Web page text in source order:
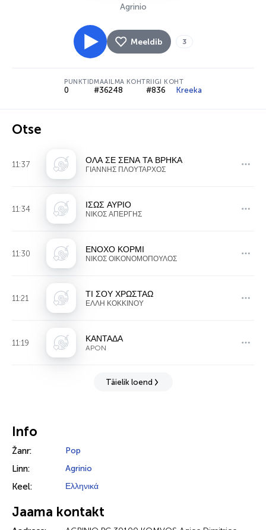
Agrinio
Meeldib 3
PUNKTID
0
MAAILMA KOHT
#36248
RIIGI KOHT
#836 Kreeka
Otse
11:37 ΟΛΑ ΣΕ ΣΕΝΑ ΤΑ ΒΡΗΚΑ
ΓΙΑΝΝΗΣ ΠΛΟΥΤΑΡΧΟΣ
11:34 ΙΣΩΣ ΑΥΡΙΟ
ΝΙΚΟΣ ΑΠΕΡΓΗΣ
11:30 ΕΝΟΧΟ ΚΟΡΜΙ
ΝΙΚΟΣ ΟΙΚΟΝΟΜΟΠΟΥΛΟΣ
11:21 ΤΙ ΣΟΥ ΧΡΩΣΤΑΩ
ΕΛΛΗ ΚΟΚΚΙΝΟΥ
11:19 ΚΑΝΤΑΔΑ
APON
Täielik loend
Info
Žanr: Pop
Linn: Agrinio
Keel: Ελληνικά
Jaama kontakt